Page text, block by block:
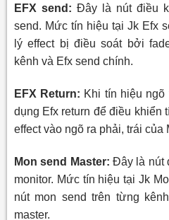
EFX send: Đây là nút điều
send. Mức tín hiệu tại Jk Efx
lý effect bị điều soát bởi
kênh và Efx send chính.
EFX Return: Khi tín hiệu
dụng Efx return để điều khiển
effect vào ngõ ra phải, trái của
Mon send Master: Đây là nút
monitor. Mức tín hiệu tại Jk
nút mon send trên từng
master.